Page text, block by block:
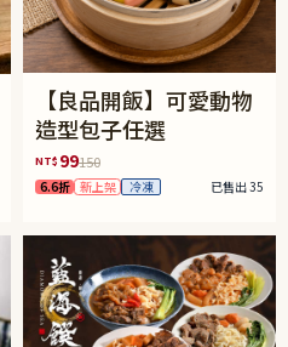
【良品開飯】可愛動物
造型包子任選
NT$ 99150
6.6折 新上架 冷凍 已售出 35